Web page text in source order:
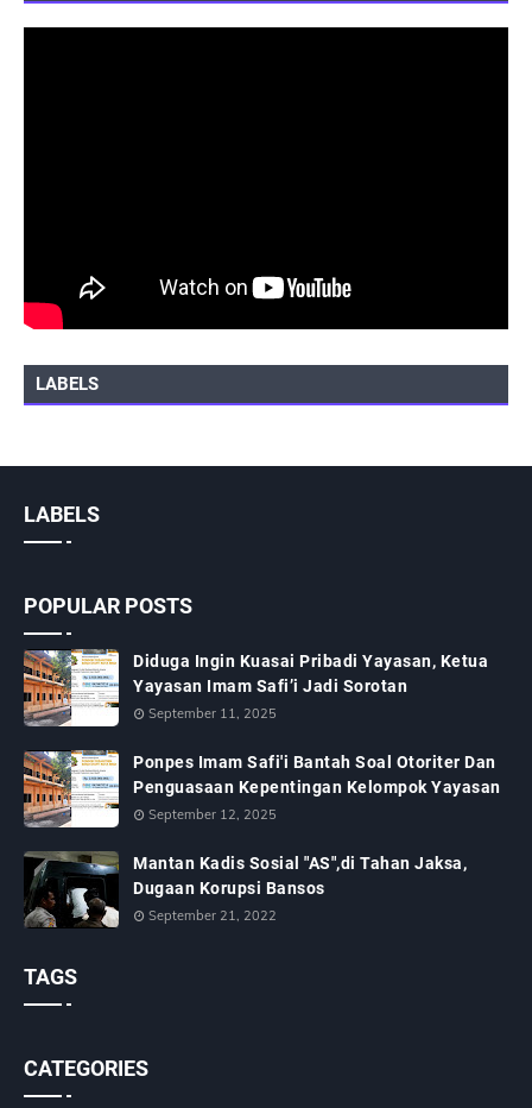
LABELS
LABELS
POPULAR POSTS
Diduga Ingin Kuasai Pribadi Yayasan, Ketua
Yayasan Imam Safi’i Jadi Sorotan
September 11, 2025
Ponpes Imam Safi'i Bantah Soal Otoriter Dan
Penguasaan Kepentingan Kelompok Yayasan
September 12, 2025
Mantan Kadis Sosial "AS",di Tahan Jaksa,
Dugaan Korupsi Bansos
September 21, 2022
TAGS
CATEGORIES